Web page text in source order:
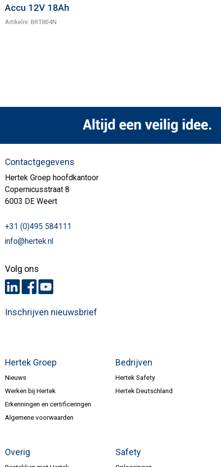
Accu 12V 18Ah
Artikelnr. BRT804N
Hertek Groep
Nieuws
Werken bij Hertek
Erkenningen en certificeringen
Algemene voorwaarden
Bedrijven
Hertek Safety
Hertek Deutschland
Overig Safety
Contactgegevens
Hertek Groep hoofdkantoor
Copernicusstraat 8
6003 DE Weert
+31 (0)495 584111
info@hertek.nl
Volg ons
Inschrijven nieuwsbrief